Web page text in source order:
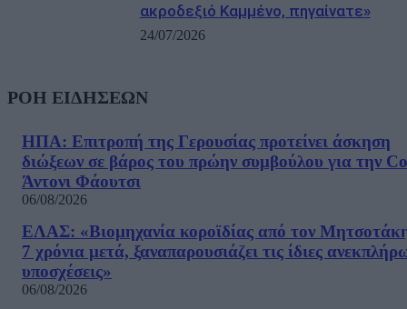
ακροδεξιό Καμμένο, πηγαίνατε»
24/07/2026
ΡΟΗ ΕΙΔΗΣΕΩΝ
ΗΠΑ: Επιτροπή της Γερουσίας προτείνει άσκηση
διώξεων σε βάρος του πρώην συμβούλου για την
Άντονι Φάουτσι
06/08/2026
ΕΛΑΣ: «Βιομηχανία κοροϊδίας από τον
7 χρόνια μετά, ξαναπαρουσιάζει τις ίδιες
υποσχέσεις»
06/08/2026